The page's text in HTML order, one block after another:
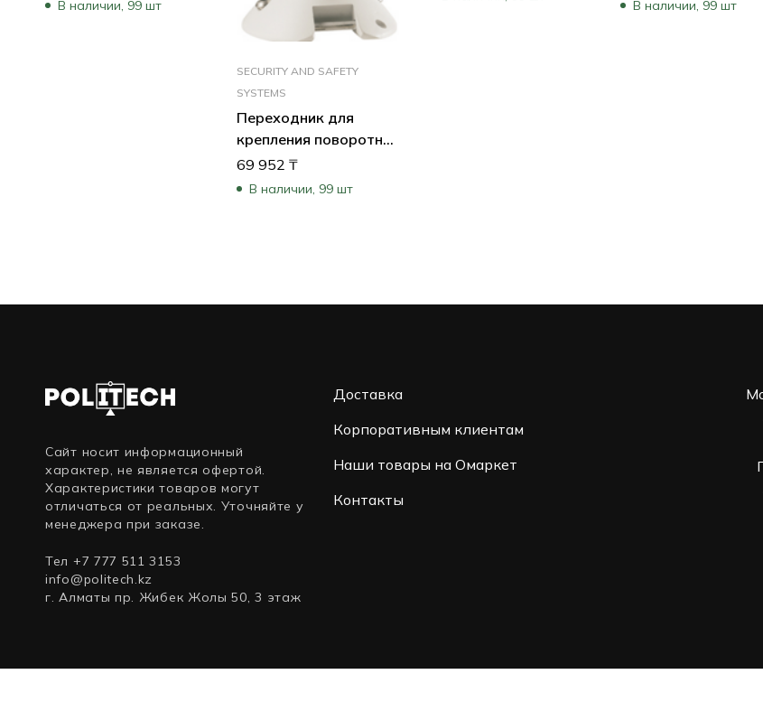
В наличии, 99 шт
SECURITY AND SAFETY
SYSTEMS
Переходник для
крепления поворотной
камеры G4 (“яйца”) на
трубу, цвет белый
69 952₸
В наличии, 99 шт
В наличии, 99 шт
Сайт носит информационный
характер, не является офертой.
Характеристики товаров могут
отличаться от реальных. Уточняйте у
менеджера при заказе.
Тел +7 777 511 3153
info@politech.kz
г. Алматы пр. Жибек Жолы 50, 3 этаж
Доставка
Корпоративным клиентам
Наши товары на Омаркет
Контакты